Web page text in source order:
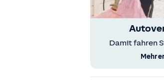
Damit fahren
Mehr